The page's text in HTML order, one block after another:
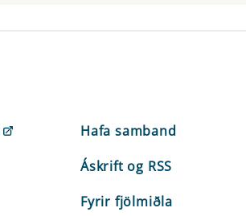
Hafa samband
Áskrift og RSS
Fyrir fjölmiðla